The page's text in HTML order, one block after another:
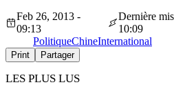
Feb 26, 2013 -
09:13
Dernière
10:09
PolitiqueChineInternational
Print Partager
LES PLUS LUS